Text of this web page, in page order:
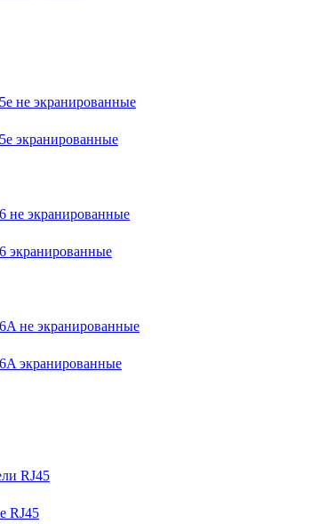
не экранированные
экранированные
не экранированные
экранированные
не экранированные
экранированные
RJ45
RJ45